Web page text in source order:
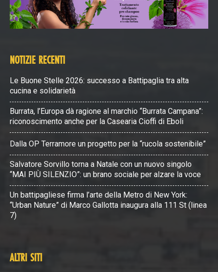
NOTIZIE RECENTI
Le Buone Stelle 2026: successo a Battipaglia tra alta
cucina e solidarietà
Burrata, l’Europa dà ragione al marchio “Burrata Campana”:
riconoscimento anche per la Casearia Cioffi di Eboli
Dalla OP Terramore un progetto per la “rucola sostenibile”
Salvatore Sorvillo torna a Natale con un nuovo singolo
“MAI PIÙ SILENZIO”: un brano sociale per alzare la voce
Un battipagliese firma l’arte della Metro di New York:
“Urban Nature” di Marco Gallotta inaugura alla 111 St (linea
7)
ALTRI SITI